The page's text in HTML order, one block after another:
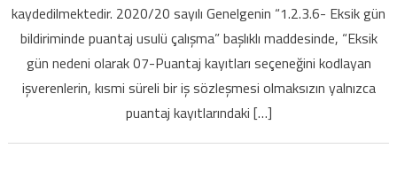
Değişikliğe
Gitti
kaydedilmektedir. 2020/20 sayılı Genelgenin “1.2.3.6- Eksik gün
bildiriminde puantaj usulü çalışma” başlıklı maddesinde, “Eksik
gün nedeni olarak 07-Puantaj kayıtları seçeneğini kodlayan
işverenlerin, kısmi süreli bir iş sözleşmesi olmaksızın yalnızca
puantaj kayıtlarındaki […]